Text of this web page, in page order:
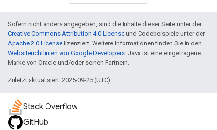
Sofern nicht anders angegeben, sind die Inhalte dieser Seite unter der
Creative Commons Attribution 4.0 License und Codebeispiele unter der
Apache 2.0 License lizenziert. Weitere Informationen finden Sie in den
Websiterichtlinien von Google Developers. Java ist eine eingetragene
Marke von Oracle und/oder seinen Partnern.
Zuletzt aktualisiert: 2025-09-25 (UTC).
Stack Overflow
GitHub